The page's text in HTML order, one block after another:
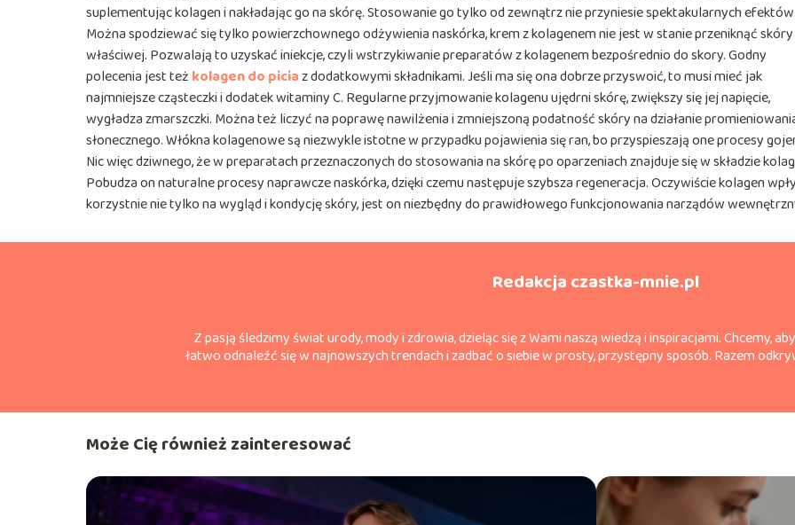
suplementując kolagen i nakładając go na skórę. Stosowanie go tylko od zewnątrz nie przyniesie spektakularnych
Można spodziewać się tylko powierzchownego odżywienia naskórka, krem z kolagenem nie jest w stanie przeniknąć skóry
właściwej. Pozwalają to uzyskać iniekcje, czyli wstrzykiwanie preparatów z kolagenem bezpośrednio do skory. Godny
polecenia jest też kolagen do piciaz dodatkowymi składnikami. Jeśli ma się ona dobrze przyswoić, to musi mieć jak
najmniejsze cząsteczki i dodatek witaminy C. Regularne przyjmowanie kolagenu ujędrni skórę, zwiększy się jej napięcie,
wygładza zmarszczki. Można też liczyć na poprawę nawilżenia i zmniejszoną podatność skóry na działanie
słonecznego. Włókna kolagenowe są niezwykle istotne w przypadku pojawienia się ran, bo przyspieszają one procesy
Nic więc dziwnego, że w preparatach przeznaczonych do stosowania na skórę po oparzeniach znajduje się w składzie
Pobudza on naturalne procesy naprawcze naskórka, dzięki czemu następuje szybsza regeneracja. Oczywiście kolagen
korzystnie nie tylko na wygląd i kondycję skóry, jest on niezbędny do prawidłowego funkcjonowania narządów
Redakcja czastka-mnie.pl
Z pasją śledzimy świat urody, mody i zdrowia, dzieląc się z Wami naszą wiedzą i inspiracjami. Chcemy,
łatwo odnaleźć się w najnowszych trendach i zadbać o siebie w prosty, przystępny sposób. Razem
Może Cię również zainteresować